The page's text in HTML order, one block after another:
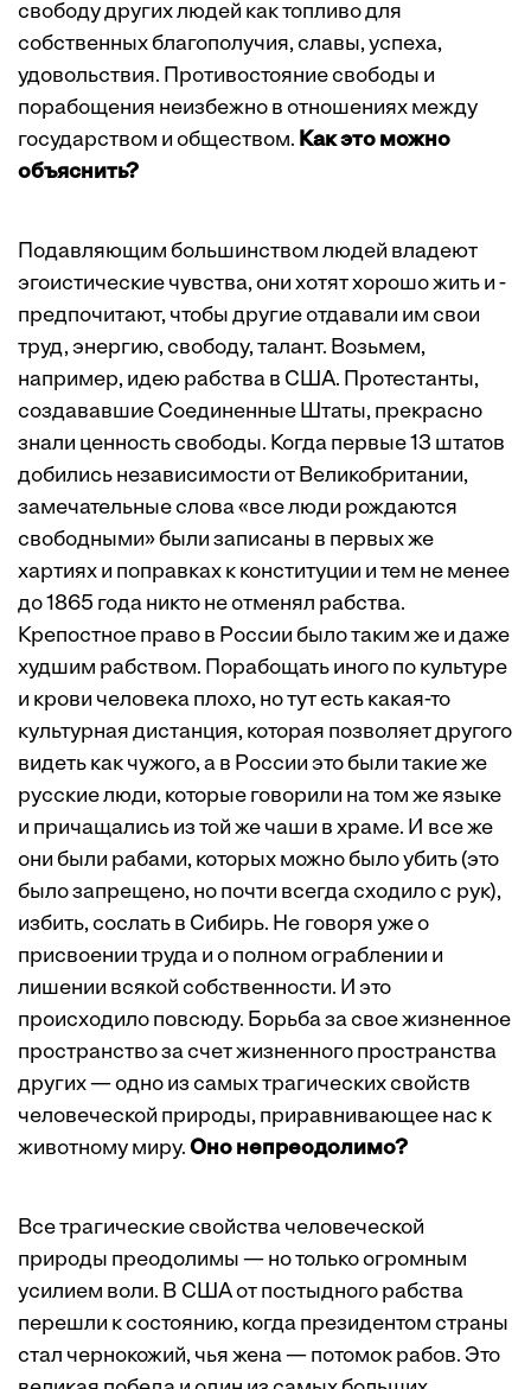
свободу других людей как топливо для
собственных благополучия, славы, успеха,
удовольствия. Противостояние свободы и
порабощения неизбежно в отношениях между
государством и обществом. Как это можно
объяснить?
Подавляющим большинством людей владеют
эгоистические чувства, они хотят хорошо жить и ­
предпочитают, чтобы другие отдавали им свои
труд, энергию, свободу, талант. Возьмем,
например, идею рабства в США. Протестанты,
создававшие Соединенные Штаты, прекрасно
знали ценность свободы. Когда первые 13 штатов
добились независимости от Великобритании,
замечательные слова «все люди рождаются
свободными» были записаны в первых же
хартиях и поправках к конституции и тем не менее
до 1865 года никто не отменял рабства.
Крепостное право в России было таким же и даже
худшим рабством. Порабощать иного по культуре
и крови человека плохо, но тут есть какая-то
культурная дистанция, которая позволяет другого
видеть как чужого, а в России это были такие же
русские люди, которые говорили на том же языке
и причащались из той же чаши в храме. И все же
они были рабами, ­которых можно было убить (это
было запрещено, но почти всегда сходило с рук),
избить, сослать в Сибирь. Не говоря уже о
присвоении труда и о полном ограблении и
лишении всякой собственности. И это
происходило повсюду. Борьба за свое жизненное
пространство за счет жизненного пространства
других — одно из самых трагических свойств
человеческой природы, приравнивающее нас к
животному миру. Оно непреодолимо?
Все трагические свойства человеческой
природы преодолимы — но только огромным
усилием воли. В США от постыдного рабства
перешли к состоянию, когда ­президентом страны
стал чернокожий, чья жена — потомок рабов. Это